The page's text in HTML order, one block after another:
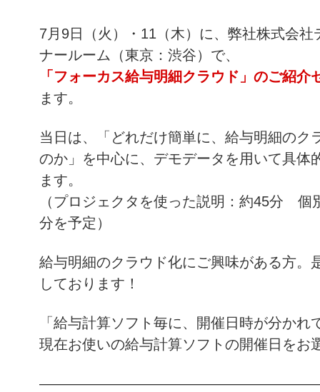
7月9日（火）・11（木）に、弊社株式会社
ナールーム（東京：渋谷）で、
「フォーカス給与明細クラウド」のご紹介
ます。
当日は、「どれだけ簡単に、給与明細のク
のか」を中心に、デモデータを用いて具体
ます。
（プロジェクタを使った説明：約45分 個
分を予定）
給与明細のクラウド化にご興味がある方。
しております！
「給与計算ソフト毎に、開催日時が分かれ
現在お使いの給与計算ソフトの開催日をお